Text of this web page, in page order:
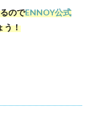
のでENNOY公式
う！